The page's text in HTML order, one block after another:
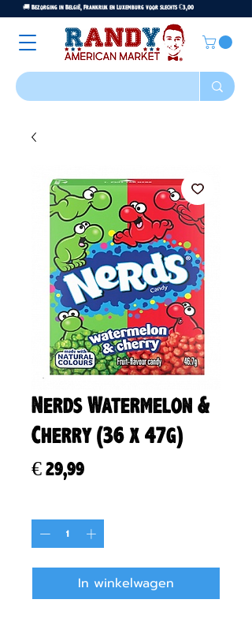
🚚 Bezorging in België, Frankrijk en Luxemburg voor slechts €3,00
Nerds Watermelon &
Cherry (36 x 47g)
€ 29,99Prijs
In winkelwagen